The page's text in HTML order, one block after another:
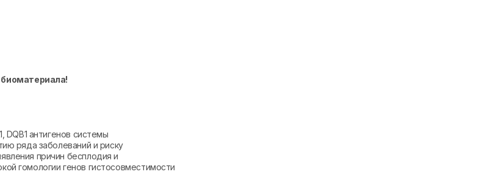
DQB1 антигенов системы
ряда заболеваний и риску
причин бесплодия и
гомологии генов гистосовместимости